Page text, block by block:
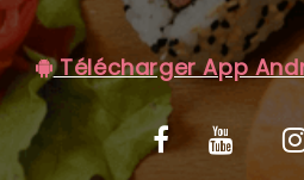
Télécharger App